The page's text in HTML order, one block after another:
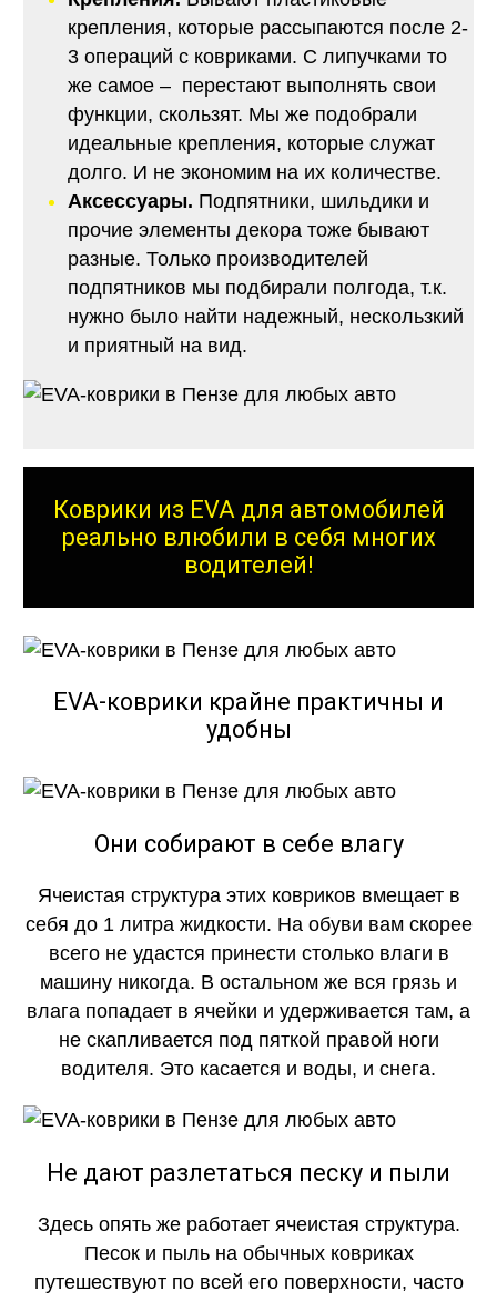
крепления, которые рассыпаются после 2-
3 операций с ковриками. С липучками то
же самое – перестают выполнять свои
функции, скользят. Мы же подобрали
идеальные крепления, которые служат
долго. И не экономим на их количестве.
Аксессуары. Подпятники, шильдики и
прочие элементы декора тоже бывают
разные. Только производителей
подпятников мы подбирали полгода, т.к.
нужно было найти надежный, нескользкий
и приятный на вид.
Коврики из EVA для автомобилей
реально влюбили в себя многих
водителей!
EVA-коврики крайне практичны и
удобны
Они собирают в себе влагу
Ячеистая структура этих ковриков вмещает в
себя до 1 литра жидкости. На обуви вам скорее
всего не удастся принести столько влаги в
машину никогда. В остальном же вся грязь и
влага попадает в ячейки и удерживается там, а
не скапливается под пяткой правой ноги
водителя. Это касается и воды, и снега.
Не дают разлетаться песку и пыли
Здесь опять же работает ячеистая структура.
Песок и пыль на обычных ковриках
путешествуют по всей его поверхности, часто